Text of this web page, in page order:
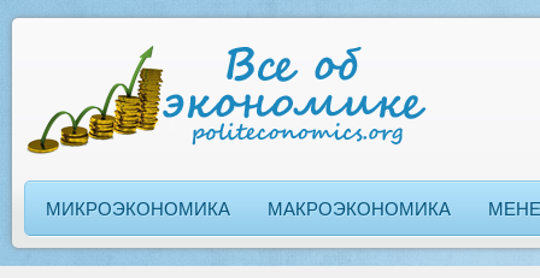
МИКРОЭКОНОМИКА МАКРОЭКОНОМИКА